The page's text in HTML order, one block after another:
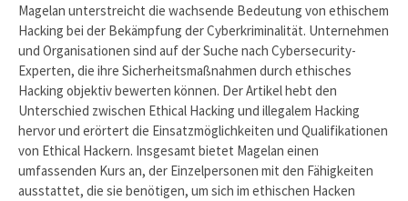
Magelan unterstreicht die wachsende Bedeutung von ethischem
Hacking bei der Bekämpfung der Cyberkriminalität. Unternehmen
und Organisationen sind auf der Suche nach Cybersecurity-
Experten, die ihre Sicherheitsmaßnahmen durch ethisches
Hacking objektiv bewerten können. Der Artikel hebt den
Unterschied zwischen Ethical Hacking und illegalem Hacking
hervor und erörtert die Einsatzmöglichkeiten und Qualifikationen
von Ethical Hackern. Insgesamt bietet Magelan einen
umfassenden Kurs an, der Einzelpersonen mit den Fähigkeiten
ausstattet, die sie benötigen, um sich im ethischen Hacken